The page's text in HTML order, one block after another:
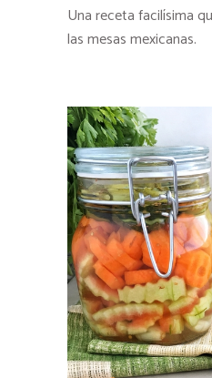
Una receta facilísima
las mesas mexicanas.